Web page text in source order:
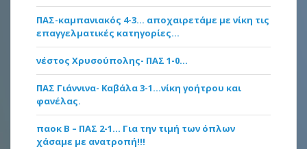
ΠΑΣ-καμπανιακός 4-3… αποχαιρετάμε με νίκη τις
επαγγελματικές κατηγορίες…
νέστος Χρυσούπολης- ΠΑΣ 1-0…
ΠΑΣ Γιάννινα- Καβάλα 3-1…νίκη γοήτρου και
φανέλας.
παοκ Β – ΠΑΣ 2-1… Για την τιμή των όπλων
χάσαμε με ανατροπή!!!